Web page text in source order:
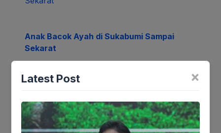
Anak Bacok Ayah di Sukabumi Sampai
Sekarat
Tinggalkan Balasan
Alamat email Anda tidak akan dipublikasikan.
×
Latest Post